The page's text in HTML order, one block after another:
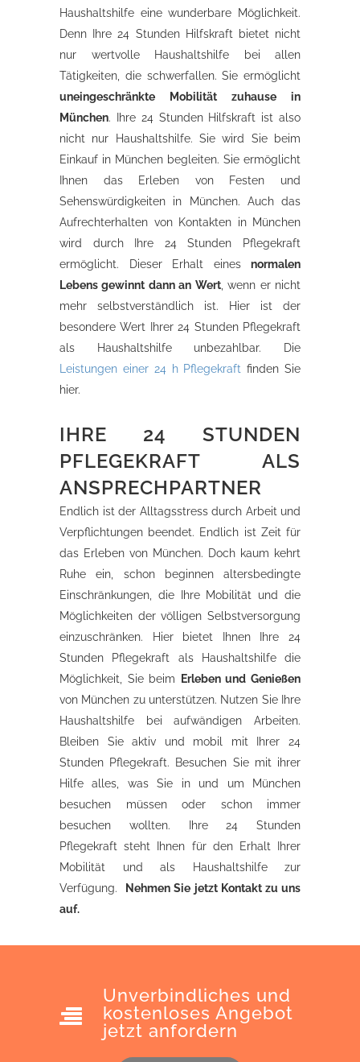
Haushaltshilfe eine wunderbare Möglichkeit.
Denn Ihre 24 Stunden Hilfskraft bietet nicht
nur wertvolle Haushaltshilfe bei allen
Tätigkeiten, die schwerfallen. Sie ermöglicht
uneingeschränkte Mobilität zuhause in
München. Ihre 24 Stunden Hilfskraft ist also
nicht nur Haushaltshilfe. Sie wird Sie beim
Einkauf in München begleiten. Sie ermöglicht
Ihnen das Erleben von Festen und
Sehenswürdigkeiten in München. Auch das
Aufrechterhalten von Kontakten in München
wird durch Ihre 24 Stunden Pflegekraft
ermöglicht. Dieser Erhalt eines normalen
Lebens gewinnt dann an Wert, wenn er nicht
mehr selbstverständlich ist. Hier ist der
besondere Wert Ihrer 24 Stunden Pflegekraft
als Haushaltshilfe unbezahlbar. Die
Leistungen einer 24 h Pflegekraft finden Sie
hier.
IHRE 24 STUNDEN
PFLEGEKRAFT ALS
ANSPRECHPARTNER
Endlich ist der Alltagsstress durch Arbeit und
Verpflichtungen beendet. Endlich ist Zeit für
das Erleben von München. Doch kaum kehrt
Ruhe ein, schon beginnen altersbedingte
Einschränkungen, die Ihre Mobilität und die
Möglichkeiten der völligen Selbstversorgung
einzuschränken. Hier bietet Ihnen Ihre 24
Stunden Pflegekraft als Haushaltshilfe die
Möglichkeit, Sie beim
Erleben und Genießen
von München zu unterstützen. Nutzen Sie Ihre
Haushaltshilfe bei aufwändigen Arbeiten.
Bleiben Sie aktiv und mobil mit Ihrer 24
Stunden Pflegekraft. Besuchen Sie mit ihrer
Hilfe alles, was Sie in und um München
besuchen müssen oder schon immer
besuchen wollten. Ihre 24 Stunden
Pflegekraft steht Ihnen für den Erhalt Ihrer
Mobilität und als Haushaltshilfe zur
Verfügung.
Nehmen Sie jetzt Kontakt zu uns
auf.
Unverbindliches und
kostenloses Angebot
jetzt anfordern